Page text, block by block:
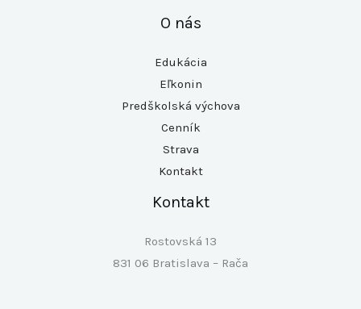
O nás
Edukácia
Eľkonin
Predškolská výchova
Cenník
Strava
Kontakt
Kontakt
Rostovská 13
831 06 Bratislava – Rača